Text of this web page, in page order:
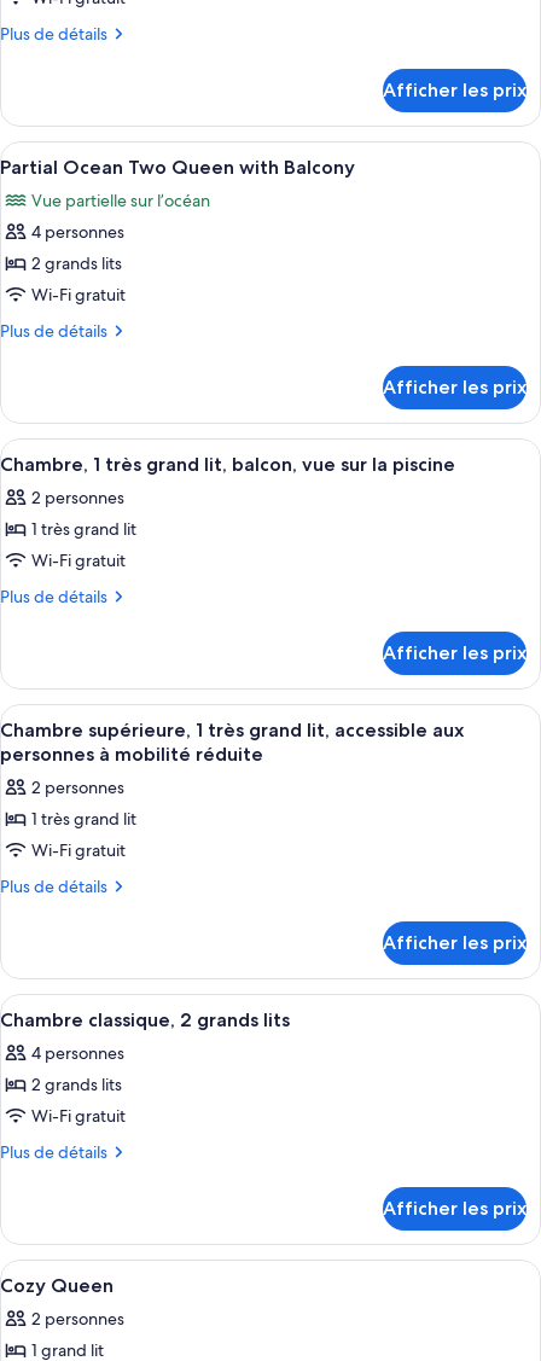
ce
chambre :
Duval
King,
Adults
Only,
Breakfast
Included
Plus de détails
Plus
Duval
King,
Adults
Breakfast
Included
Afficher les prix
Afficher
toutes
les
photos
pour
ce
type
Partial
Ocean
Two
Queen
with
Balcony
Une chambre d’hôtel avec un lit,
7
Partial Ocean Two Queen with Balcony
Vue partielle sur l’océan
4 personnes
2 grands lits
Wi-Fi gratuit
Plus de détails
Plus
Partial
Ocean
Two
with
Balcony
Afficher les prix
Afficher
toutes
les
photos
pour
ce
chambre :
Chambre,
1
très
grand
lit,
balcon,
sur
Une chambre d’hôtel équipée d’un
5
Chambre, 1 très grand lit, balcon, vue sur la piscine
2 personnes
1 très grand lit
Wi-Fi gratuit
Plus de détails
Plus
Chambre,
très
grand
lit,
balcon,
vue
la
piscine
Afficher les prix
Afficher
toutes
les
photos
pour
ce
type
Chambre
supérieure,
1
très
grand
lit,
accessible
aux
mobilité
réduite
Une chambre d’hôtel équipée d’un
6
Chambre supérieure, 1 très grand lit, accessible aux
personnes à mobilité réduite
2 personnes
1 très grand lit
Wi-Fi gratuit
Plus de détails
Plus
Chambre
supérieure,
1
grand
lit,
aux
personnes
Afficher les prix
Afficher
toutes
les
photos
pour
ce
chambre :
Chambre
classique,
2
grands
Une chambre d’hôtel avec deux lits,
5
Chambre classique, 2 grands lits
4 personnes
2 grands lits
Wi-Fi gratuit
Plus de détails
Plus
Chambre
classique,
2
grands
lits
Afficher les prix
Afficher
toutes
les
Une chambre d’hôtel moderne
5
Cozy Queen
2 personnes
1 grand lit